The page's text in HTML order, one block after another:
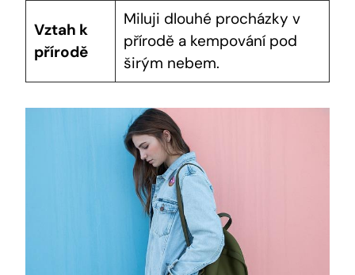
Vztah k
přírodě
Miluji dlouhé procházky v
přírodě a kempování pod
širým nebem.